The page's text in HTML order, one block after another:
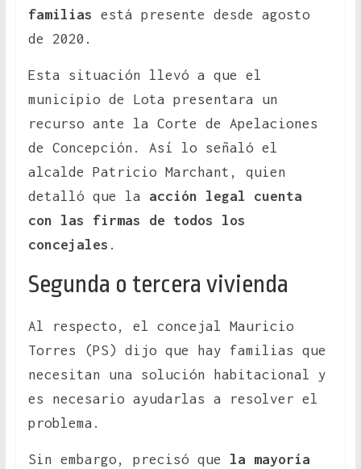
familias está presente desde agosto
de 2020.
Esta situación llevó a que el
municipio de Lota presentara un
recurso ante la Corte de Apelaciones
de Concepción. Así lo señaló el
alcalde Patricio Marchant, quien
detalló que la acción legal cuenta
con las firmas de todos los
concejales .
Segunda o tercera vivienda
Al respecto, el concejal Mauricio
Torres (PS) dijo que hay familias que
necesitan una solución habitacional y
es necesario ayudarlas a resolver el
problema.
Sin embargo, precisó que la mayoría